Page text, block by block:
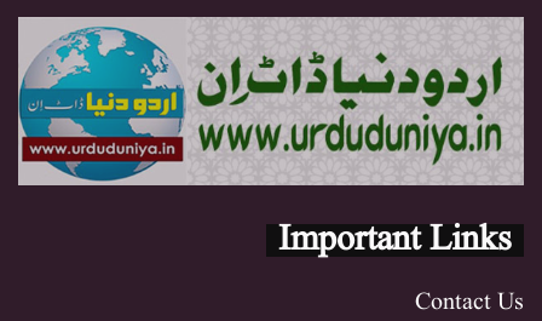
Important Links
Contact Us